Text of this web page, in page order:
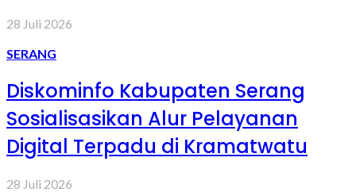
28 Juli 2026
SERANG
Diskominfo Kabupaten Serang
Sosialisasikan Alur Pelayanan
Digital Terpadu di Kramatwatu
28 Juli 2026